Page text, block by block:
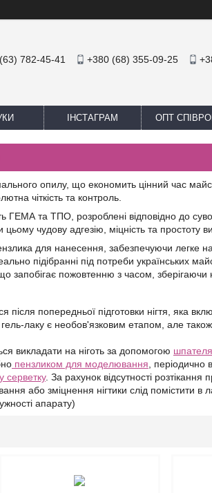
782-45-41 +380 (68) 355-09-25
ІНСТАГРАМ ОПТ
опилу, що економить цінний час
чіткість та контроль.
ГЕМА та ТПО, розроблені відповідно до
чудову адгезію, міцність та простоту
для нанесення, забезпечуючи легке
підібранні під потреби українських
запобігає пожовтенню з часом, зберігаючи
після попередньої підготовки нігтя, яка
лаку є необов'язковим етапом, але
викладати на ніготь за допомогою шпателя
пензликом для моделювання , періодично
серветку. За рахунок відсутності
або зміцнення нігтики слід помістити
апарату)